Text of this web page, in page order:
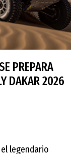
PREPARA
DAKAR 2026
legendario